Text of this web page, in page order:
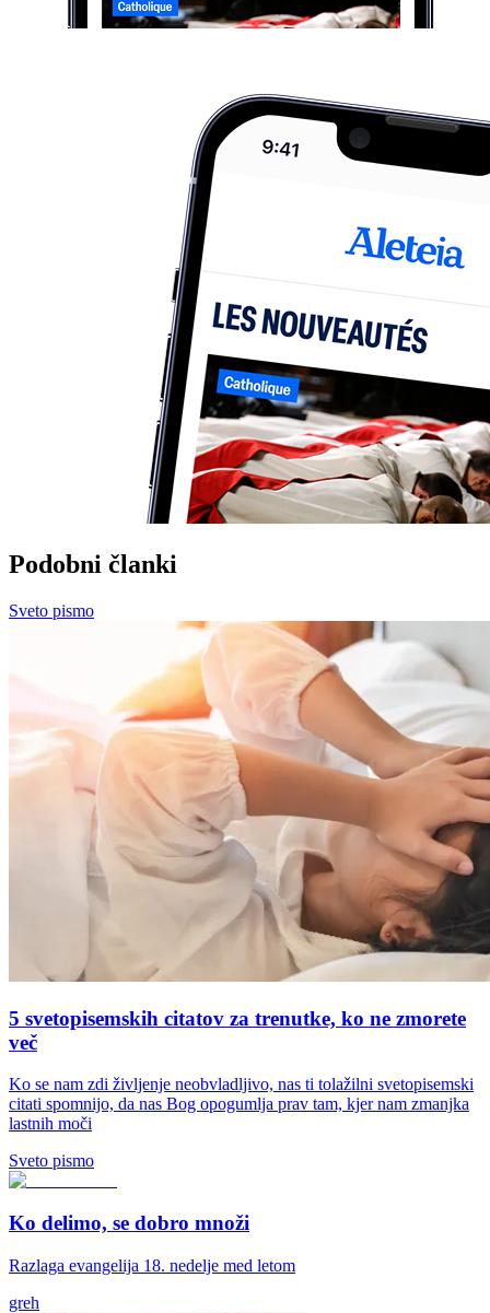
Podobni članki
Sveto pismo
5 svetopisemskih citatov za trenutke, ko ne zmorete
več
Ko se nam zdi življenje neobvladljivo, nas ti tolažilni svetopisemski
citati spomnijo, da nas Bog opogumlja prav tam, kjer nam zmanjka
lastnih moči
Sveto pismo
Ko delimo, se dobro množi
Razlaga evangelija 18. nedelje med letom
greh